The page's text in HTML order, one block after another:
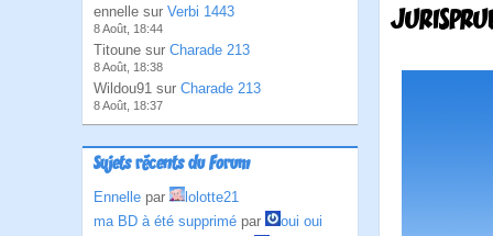
ennelle sur Verbi 1443
8 Août, 18:44
Titoune sur Charade 213
8 Août, 18:38
Wildou91 sur Charade 213
8 Août, 18:37
Sujets récents du Forum
Ennelle par
lolotte21
ma BD à été supprimé par
oui oui